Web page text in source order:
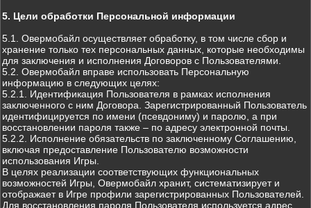
5. Цели обработки Персональной информации
5.1. Овермобайл осуществляет обработку, в том числе сбор и
хранение только тех персональных данных, которые необходимы
для заключения и исполнения Договоров с Пользователями.
5.2. Овермобайл вправе использовать Персональную
информацию в следующих целях:
5.2.1. Идентификация Пользователя в рамках исполнения
заключенного с ним Договора. Зарегистрированный Пользователь
идентифицируется по имени (псевдониму) и паролю, а при
восстановлении пароля также – по адресу электронной почты.
5.2.2. Исполнение обязательств по заключенному Соглашению,
включая предоставление Пользователю возможности
использования Игры.
В целях реализации соответствующих функциональных
возможностей Игры, Овермобайл хранит, систематизирует и
отображает в Игре профили зарегистрированных Пользователей.
Для восстановления пароля Пользователя используется адрес